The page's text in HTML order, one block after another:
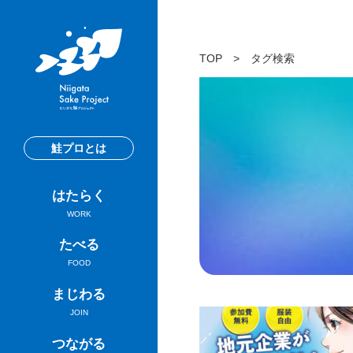
鮭プロとは
はたらく
WORK
たべる
FOOD
まじわる
JOIN
つながる
TOP> タグ検索